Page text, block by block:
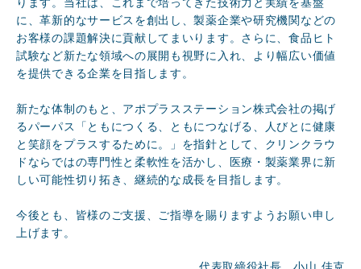
ります。当社は、これまで培ってきた技術力と実績を基盤
に、革新的なサービスを創出し、製薬企業や研究機関などの
お客様の課題解決に貢献してまいります。さらに、食品ヒト
試験など新たな領域への展開も視野に入れ、より幅広い価値
を提供できる企業を目指します。
新たな体制のもと、アポプラスステーション株式会社の掲げ
るパーパス「ともにつくる、ともにつなげる、人びとに健康
と笑顔をプラスするために。」を指針として、クリンクラウ
ドならではの専門性と柔軟性を活かし、医療・製薬業界に新
しい可能性切り拓き、継続的な成長を目指します。
今後とも、皆様のご支援、ご指導を賜りますようお願い申し
上げます。